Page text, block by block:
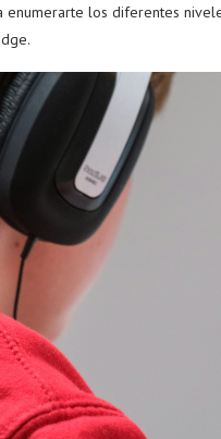
enumerarte los diferentes